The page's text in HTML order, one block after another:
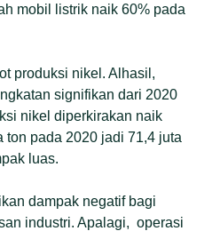
mobil listrik naik 60% pada
produksi nikel. Alhasil,
signifikan dari 2020
nikel diperkirakan naik
ton pada 2020 jadi 71,4 juta
luas.
dampak negatif bagi
industri. Apalagi, operasi